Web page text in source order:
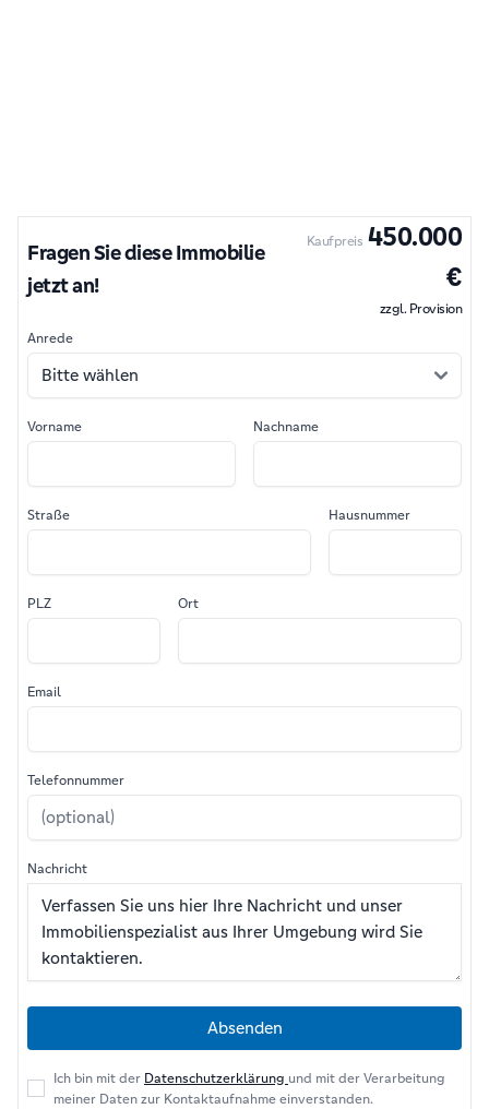
Fragen Sie diese Immobilie
jetzt an!
Kaufpreis 450.000
€
zzgl. Provision
Anrede
Vorname Nachname
Straße Hausnummer
PLZ Ort
Email
Telefonnummer
Nachricht
Absenden
Ich bin mit der Datenschutzerklärung und mit der Verarbeitung
meiner Daten zur Kontaktaufnahme einverstanden.